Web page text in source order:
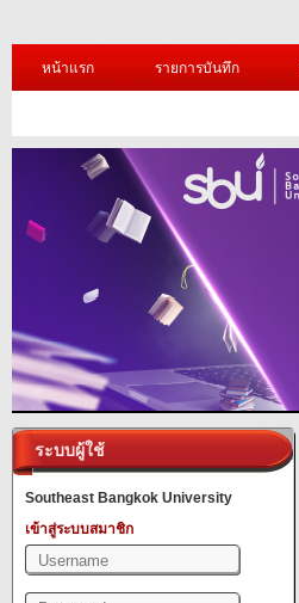
หน้าแรก รายการบันทึก
ระบบผู้ใช้
Southeast Bangkok University
เข้าสู่ระบบสมาชิก